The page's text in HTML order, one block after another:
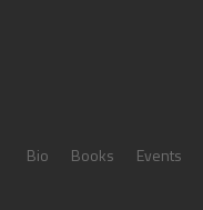
Bio
Books Events